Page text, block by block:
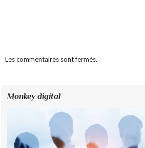
Les commentaires sont fermés.
Monkey digital